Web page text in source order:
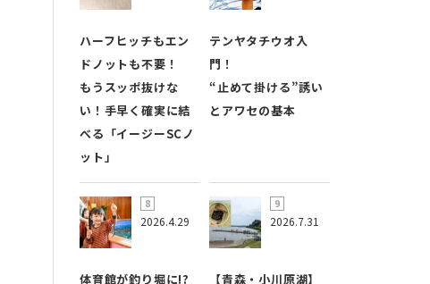
ハーフヒッチもエン
ドノットも不要！
もうスッポ抜けな
い！手早く確実に結
べる「イージーSCノ
ット」
テンヤタチウオ入
門！
“止めて掛ける”誘い
とアワセの基本
2026.4.29
体育館が釣り堀に!?
2026.7.31
【青森・小川原湖】